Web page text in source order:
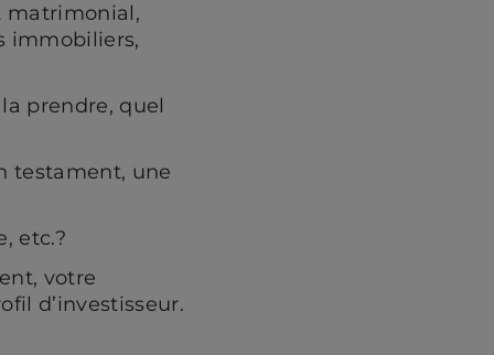
matrimonial,
immobiliers,
prendre, quel
testament, une
etc.?
votre
d’investisseur.